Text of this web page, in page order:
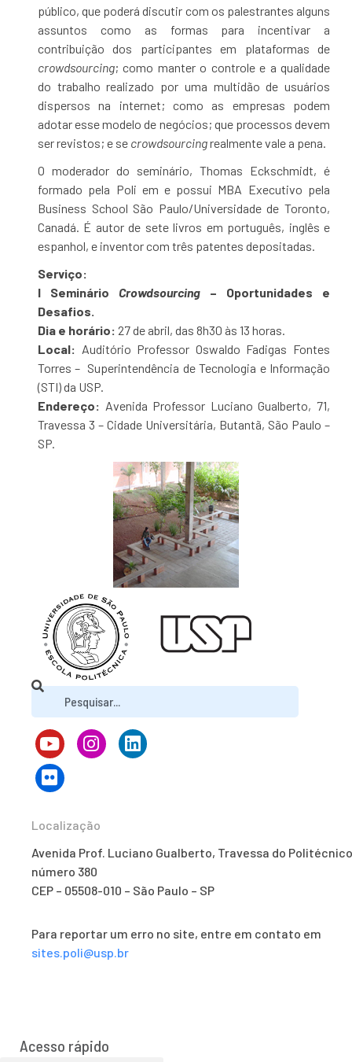
público, que poderá discutir com os palestrantes alguns
assuntos como as formas para incentivar a
contribuição dos participantes em plataformas de
crowdsourcing; como manter o controle e a qualidade
do trabalho realizado por uma multidão de usuários
dispersos na internet; como as empresas podem
adotar esse modelo de negócios; que processos devem
ser revistos; e se crowdsourcingrealmente vale a pena.
O moderador do seminário, Thomas Eckschmidt, é
formado pela Poli em e possui MBA Executivo pela
Business School São Paulo/Universidade de Toronto,
Canadá. É autor de sete livros em português, inglês e
espanhol, e inventor com três patentes depositadas.
Serviço:
I SeminárioCrowdsourcing – Oportunidades e
Desafios.
Dia e horário: 27 de abril, das 8h30 às 13 horas.
Local: Auditório Professor Oswaldo Fadigas Fontes
Torres – Superintendência de Tecnologia e Informação
(STI) da USP.
Endereço: Avenida Professor Luciano Gualberto, 71,
Travessa 3 – Cidade Universitária, Butantã, São Paulo –
SP.
Localização
Avenida Prof. Luciano Gualberto, Travessa do
número 380
CEP – 05508-010 – São Paulo – SP
Para reportar um erro no site, entre em contato em
sites.poli@usp.br
Acesso rápido